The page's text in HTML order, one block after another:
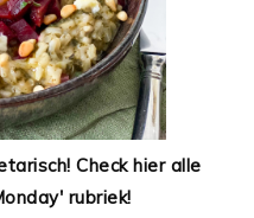
Check hier alle
rubriek!